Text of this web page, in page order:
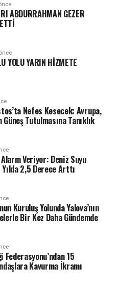
ABDURRAHMAN GEZER
YOLU YARIN HİZMETE
Nefes Kesecek: Avrupa,
Güneş Tutulmasına Tanıklık
Veriyor: Deniz Suyu
Yılda 2,5 Derece Arttı
Kuruluş Yolunda Yalova’nın
Bir Kez Daha Gündemde
Federasyonu’ndan 15
Kavurma İkramı